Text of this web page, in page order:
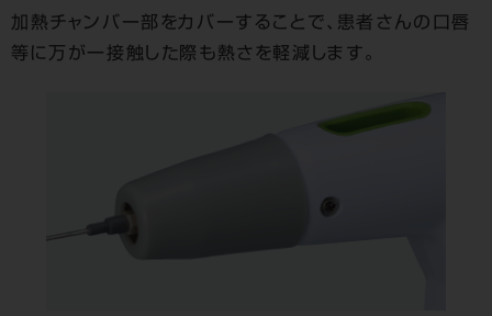
加熱チャンバー部をカバーすることで、患者さんの口唇
等に万が一接触した際も熱さを軽減します。